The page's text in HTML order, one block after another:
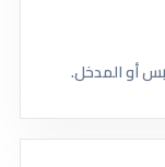
أو المدخل.